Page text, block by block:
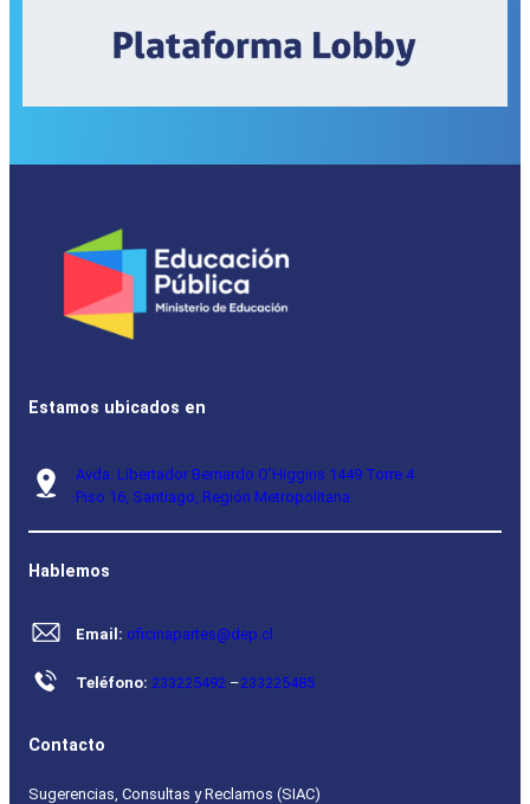
Estamos ubicados en
Avda. Libertador Bernardo O’Higgins 1449 Torre 4
Piso 16, Santiago, Región Metropolitana.
Hablemos
Email: oficinapartes@dep.cl
Teléfono: 233225492 –233225485
Contacto
Sugerencias, Consultas y Reclamos (SIAC)